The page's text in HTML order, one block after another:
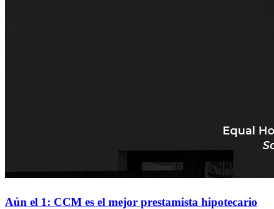
Aún el 1: CCM es el mejor prestamista hipotecario